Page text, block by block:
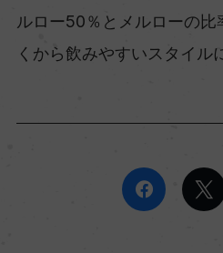
ルロー50％とメルローの
くから飲みやすいスタイル